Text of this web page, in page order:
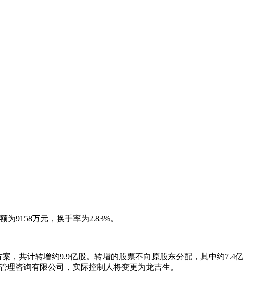
9158万元，换手率为2.83%。
，共计转增约9.9亿股。转增的股票不向原股东分配，其中约7.4亿
咨询有限公司，实际控制人将变更为龙吉生。